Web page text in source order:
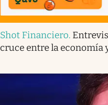
Shot Financiero.
cruce entre la economía